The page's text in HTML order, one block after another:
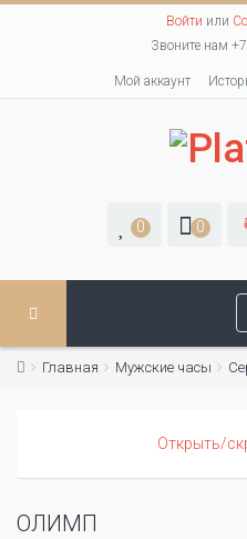
Войти или
Звоните нам
Мой аккаунт
0 0
Главная Мужские часы
Открыть/
ОЛИМП